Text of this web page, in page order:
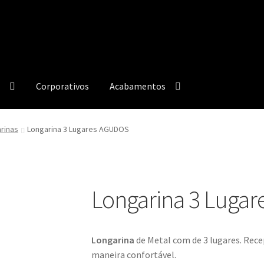
Corporativos Acabamentos
Corano Acabamento MDF
Longarina 3 Lugares AGUDOS
Longarina 3
Longarina de Metal com de 3 lugares.
maneira confortável.